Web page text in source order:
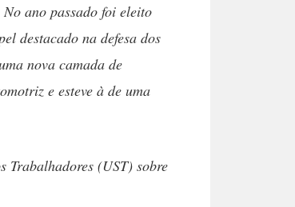
ano passado foi eleito
destacado na defesa dos
nova camada de
e esteve à de uma
Trabalhadores (UST) sobre